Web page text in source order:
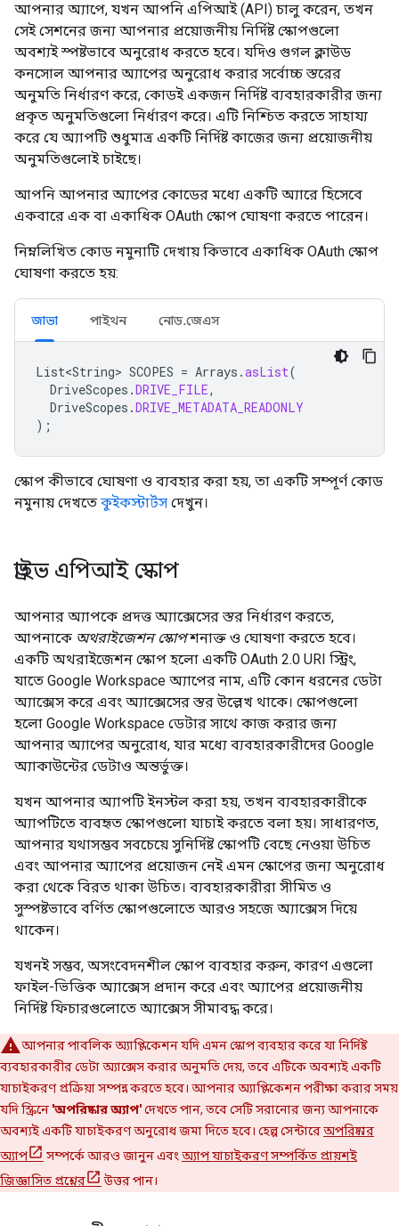
আপনার অ্যাপে, যখন আপনি এপিআই (API) চালু করেন, তখন
সেই সেশনের জন্য আপনার প্রয়োজনীয় নির্দিষ্ট স্কোপগুলো
অবশ্যই স্পষ্টভাবে অনুরোধ করতে হবে। যদিও গুগল ক্লাউড
কনসোল আপনার অ্যাপের অনুরোধ করার সর্বোচ্চ স্তরের
অনুমতি নির্ধারণ করে, কোডই একজন নির্দিষ্ট ব্যবহারকারীর জন্য
প্রকৃত অনুমতিগুলো নির্ধারণ করে। এটি নিশ্চিত করতে সাহায্য
করে যে অ্যাপটি শুধুমাত্র একটি নির্দিষ্ট কাজের জন্য প্রয়োজনীয়
অনুমতিগুলোই চাইছে।
আপনি আপনার অ্যাপের কোডের মধ্যে একটি অ্যারে হিসেবে
একবারে এক বা একাধিক OAuth স্কোপ ঘোষণা করতে পারেন।
নিম্নলিখিত কোড নমুনাটি দেখায় কিভাবে একাধিক OAuth স্কোপ
ঘোষণা করতে হয়:
জাভা পাইথন নোড.জেএস
List<String> SCOPES = Arrays .asList(
DriveScopes .DRIVE_FILE,
DriveScopes .DRIVE_METADATA_READONLY
);
স্কোপ কীভাবে ঘোষণা ও ব্যবহার করা হয়, তা একটি সম্পূর্ণ কোড
নমুনায় দেখতে কুইকস্টার্টস দেখুন।
ড্রাইভ এপিআই স্কোপ
আপনার অ্যাপকে প্রদত্ত অ্যাক্সেসের স্তর নির্ধারণ করতে,
আপনাকে অথরাইজেশন স্কোপশনাক্ত ও ঘোষণা করতে হবে।
একটি অথরাইজেশন স্কোপ হলো একটি OAuth 2.0 URI স্ট্রিং,
যাতে Google Workspace অ্যাপের নাম, এটি কোন ধরনের ডেটা
অ্যাক্সেস করে এবং অ্যাক্সেসের স্তর উল্লেখ থাকে। স্কোপগুলো
হলো Google Workspace ডেটার সাথে কাজ করার জন্য
আপনার অ্যাপের অনুরোধ, যার মধ্যে ব্যবহারকারীদের Google
অ্যাকাউন্টের ডেটাও অন্তর্ভুক্ত।
যখন আপনার অ্যাপটি ইনস্টল করা হয়, তখন ব্যবহারকারীকে
অ্যাপটিতে ব্যবহৃত স্কোপগুলো যাচাই করতে বলা হয়। সাধারণত,
আপনার যথাসম্ভব সবচেয়ে সুনির্দিষ্ট স্কোপটি বেছে নেওয়া উচিত
এবং আপনার অ্যাপের প্রয়োজন নেই এমন স্কোপের জন্য অনুরোধ
করা থেকে বিরত থাকা উচিত। ব্যবহারকারীরা সীমিত ও
সুস্পষ্টভাবে বর্ণিত স্কোপগুলোতে আরও সহজে অ্যাক্সেস দিয়ে
থাকেন।
যখনই সম্ভব, অসংবেদনশীল স্কোপ ব্যবহার করুন, কারণ এগুলো
ফাইল-ভিত্তিক অ্যাক্সেস প্রদান করে এবং অ্যাপের প্রয়োজনীয়
নির্দিষ্ট ফিচারগুলোতে অ্যাক্সেস সীমাবদ্ধ করে।
আপনার পাবলিক অ্যাপ্লিকেশন যদি এমন স্কোপ ব্যবহার করে যা নির্দিষ্ট
ব্যবহারকারীর ডেটা অ্যাক্সেস করার অনুমতি দেয়, তবে এটিকে অবশ্যই একটি
যাচাইকরণ প্রক্রিয়া সম্পন্ন করতে হবে। আপনার অ্যাপ্লিকেশন পরীক্ষা করার সময়
যদি স্ক্রিনে 'অপরিষ্কার অ্যাপ'দেখতে পান, তবে সেটি সরানোর জন্য আপনাকে
অবশ্যই একটি যাচাইকরণ অনুরোধ জমা দিতে হবে। হেল্প সেন্টারেঅপরিষ্কার
অ্যাপ
সম্পর্কে আরও জানুন এবং অ্যাপ যাচাইকরণ সম্পর্কিত প্রায়শই
জিজ্ঞাসিত প্রশ্নের
উত্তর পান।